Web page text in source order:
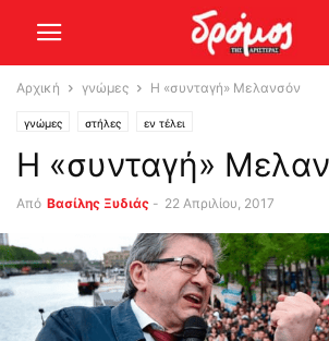
Αρχική γνώμες Η «συνταγή» Μελανσόν
γνώμες στήλες εν τέλει
Η «συνταγή»
Από Βασίλης Ξυδιάς - 22 Απριλίου, 2017